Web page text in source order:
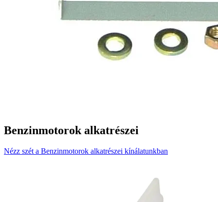
Benzinmotorok alkatrészei
Nézz szét a Benzinmotorok alkatrészei kínálatunkban